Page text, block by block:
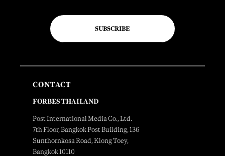
SUBSCRIBE
CONTACT
FORBES THAILAND
Post International Media Co., Ltd.
7th Floor, Bangkok Post Building, 136
Sunthornkosa Road, Klong Toey,
Bangkok 10110